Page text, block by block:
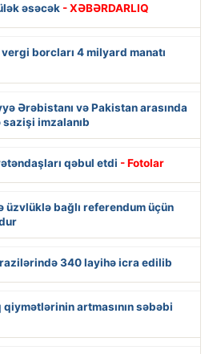
əsəcək - XƏBƏRDARLIQ
borcları 4 milyard manatı
Ərəbistanı və Pakistan arasında
imzalanıb
qəbul etdi - Fotolar
üzvlüklə bağlı referendum üçün
340 layihə icra edilib
artmasının səbəbi